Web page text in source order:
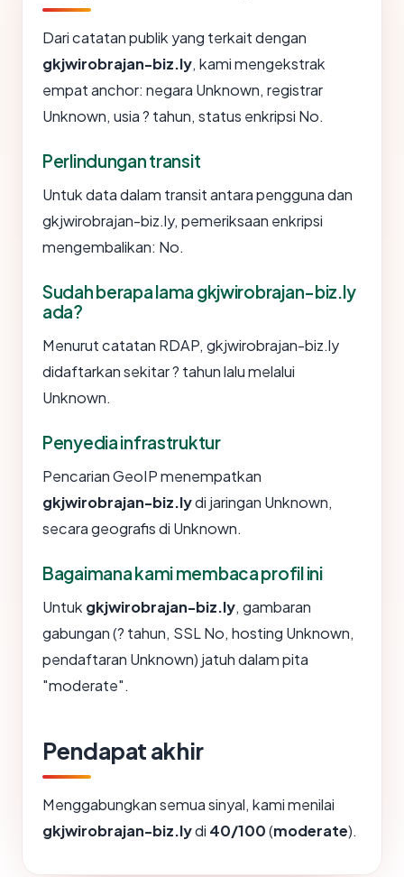
Dari catatan publik yang terkait dengan
gkjwirobrajan-biz.ly, kami mengekstrak
empat anchor: negara Unknown, registrar
Unknown, usia ? tahun, status enkripsi No.
Perlindungan transit
Untuk data dalam transit antara pengguna dan
gkjwirobrajan-biz.ly, pemeriksaan enkripsi
mengembalikan: No.
Sudah berapa lama gkjwirobrajan-biz.ly
ada?
Menurut catatan RDAP, gkjwirobrajan-biz.ly
didaftarkan sekitar ? tahun lalu melalui
Unknown.
Penyedia infrastruktur
Pencarian GeoIP menempatkan
gkjwirobrajan-biz.lydi jaringan Unknown,
secara geografis di Unknown.
Bagaimana kami membaca profil ini
Untuk gkjwirobrajan-biz.ly, gambaran
gabungan (? tahun, SSL No, hosting Unknown,
pendaftaran Unknown) jatuh dalam pita
"moderate".
Pendapat akhir
Menggabungkan semua sinyal, kami menilai
gkjwirobrajan-biz.lydi 40/100(moderate).